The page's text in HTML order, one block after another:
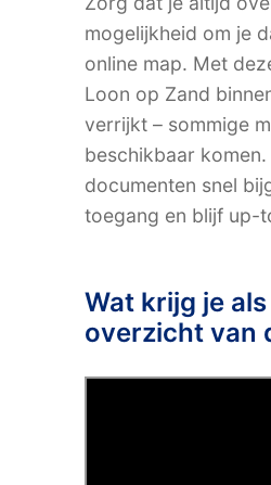
mogelijkheid om je
online map. Met
Loon op Zand
verrijkt – sommige
beschikbaar
documenten snel
toegang en blijf up-
Wat krijg je
overzicht van